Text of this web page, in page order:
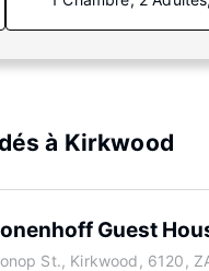
à Kirkwood
Guest
St., Kirkwood, 6120,